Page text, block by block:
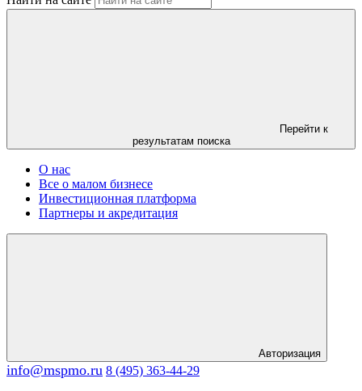
Перейти к
результатам поиска
О нас
Все о малом бизнесе
Инвестиционная платформа
Партнеры и акредитация
Авторизация
info@mspmo.ru 8 (495) 363-44-29